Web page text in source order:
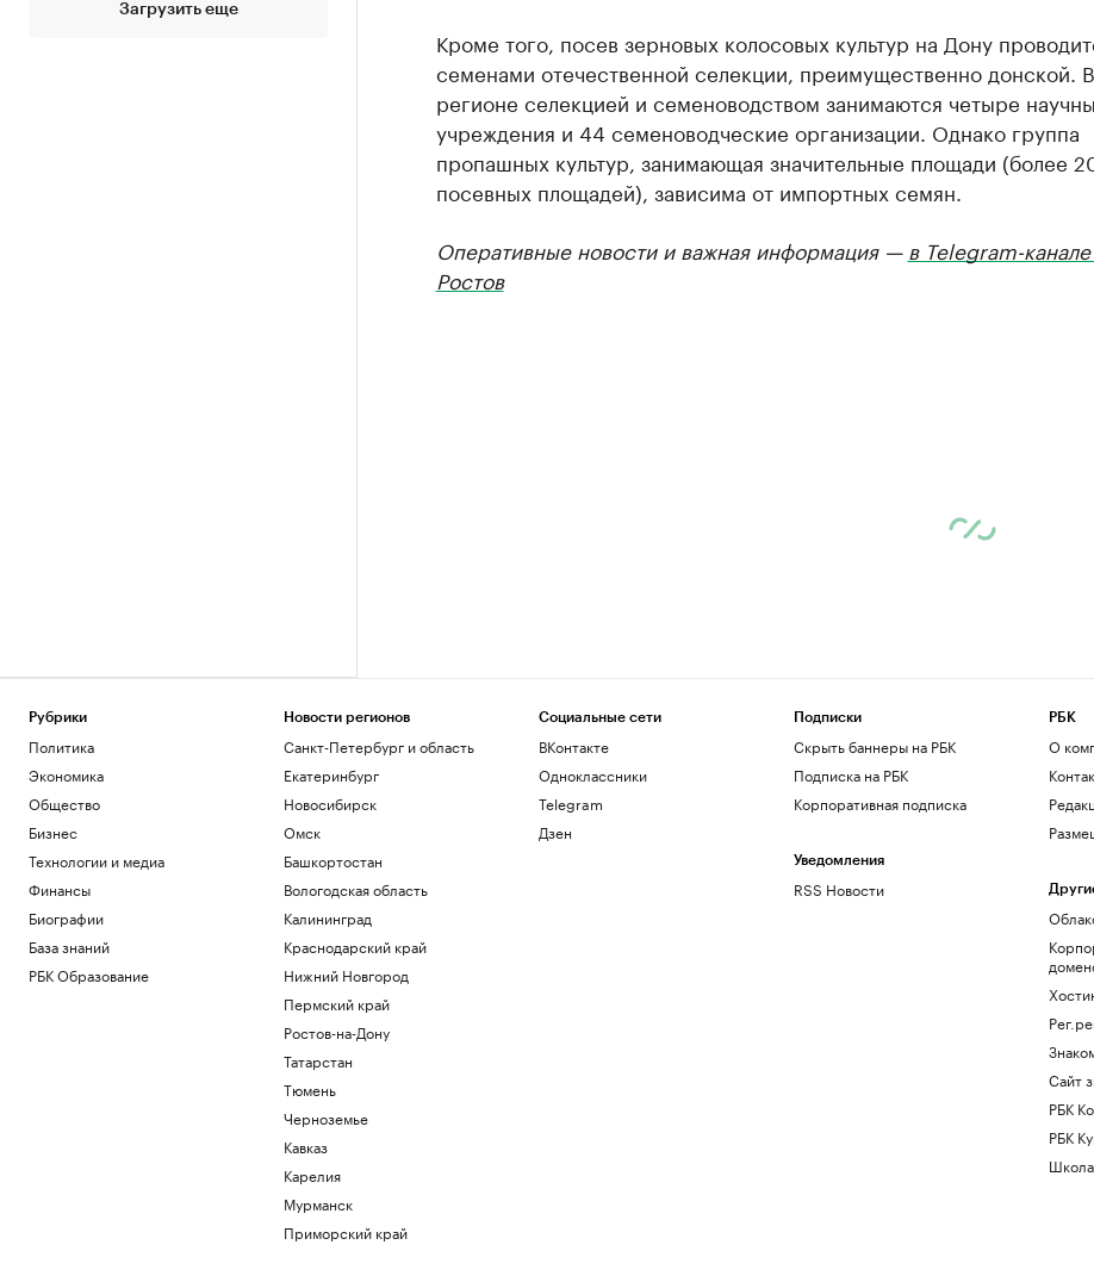
Загрузить еще
Кроме того, посев зерновых колосовых культур на Дону
семенами отечественной селекции, преимущественно донской. В
регионе селекцией и семеноводством занимаются четыре
учреждения и 44 семеноводческие организации. Однако группа
пропашных культур, занимающая значительные площади (более
посевных площадей), зависима от импортных семян.
Оперативные новости и важная информация — в Telegram-
Ростов
Рубрики
Политика
Экономика
Общество
Бизнес
Технологии и медиа
Финансы
Биографии
База знаний
РБК Образование
Новости регионов
Санкт-Петербург и область
Екатеринбург
Новосибирск
Омск
Башкортостан
Вологодская область
Калининград
Краснодарский край
Нижний Новгород
Пермский край
Ростов-на-Дону
Татарстан
Тюмень
Черноземье
Кавказ
Карелия
Мурманск
Приморский край
Социальные сети
ВКонтакте
Одноклассники
Telegram
Дзен
Подписки
Скрыть баннеры на РБК
Подписка на РБК
Корпоративная подписка
Уведомления
RSS Новости
РБК
О
Сайт
РБК
РБК